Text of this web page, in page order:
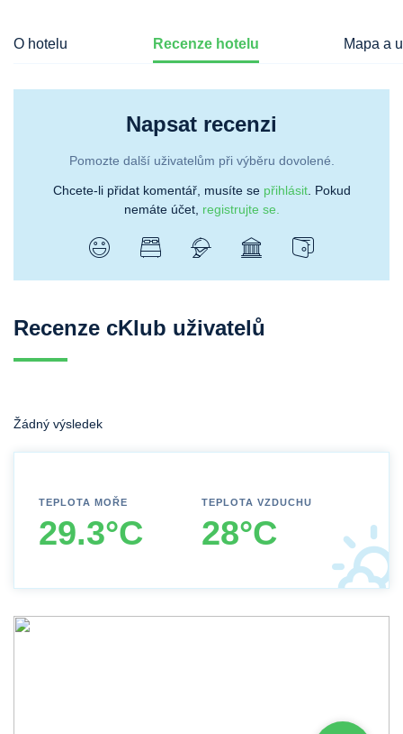
O hotelu Recenze hotelu Mapa a
Napsat recenzi
Pomozte další uživatelům při výběru dovolené.
Chcete-li přidat komentář, musíte se přihlásit. Pokud
nemáte účet, registrujte se.
Recenze cKlub uživatelů
Žádný výsledek
TEPLOTA MOŘE
29.3°C
TEPLOTA VZDUCHU
28°C